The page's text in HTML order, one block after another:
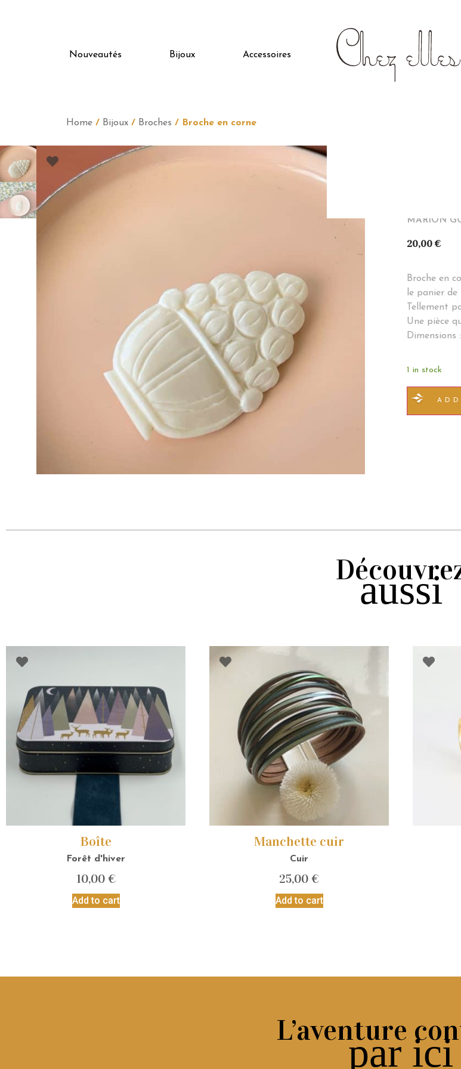
Nouveautés Bijoux Accessoires
Home/ Bijoux/ Broches / Broche en corne
MARION
20,00 €
Broche en
le panier
Tellement
Une pièce
Dimensions
1 in stock
aussi
Boîte
Forêt d'hiver
10,00 €
Add to cart
Manchette cuir
Cuir
25,00 €
Add to cart
L’aventure
par ici